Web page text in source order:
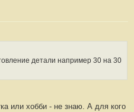
детали например 30 на 30
или хобби - не знаю. А для кого